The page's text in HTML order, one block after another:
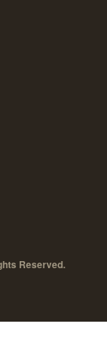
Reserved.